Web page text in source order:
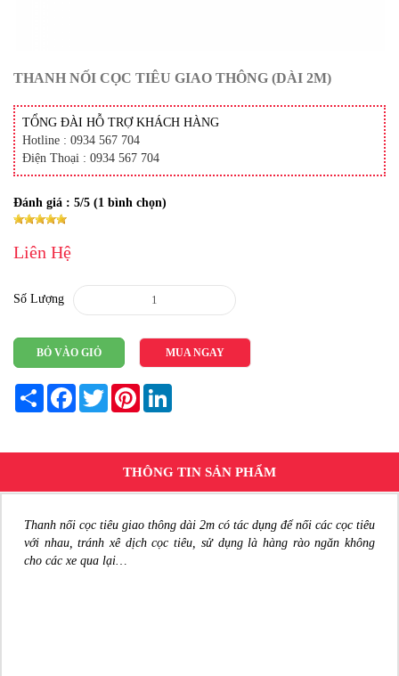
THANH NỐI CỌC TIÊU GIAO THÔNG (DÀI 2M)
TỔNG ĐÀI HỖ TRỢ KHÁCH HÀNG
Hotline : 0934 567 704
Điện Thoại : 0934 567 704
Đánh giá : 5/5 (1 bình chọn)
Liên Hệ
Số Lượng
BỎ VÀO GIỎ MUA NGAY
Share FacebookTwitterPinterest
THÔNG TIN SẢN PHẨM
Thanh nối cọc tiêu giao thông dài 2m có tác dụng để nối các cọc tiêu
với nhau, tránh xê dịch cọc tiêu, sử dụng là hàng rào ngăn không
cho các xe qua lại…